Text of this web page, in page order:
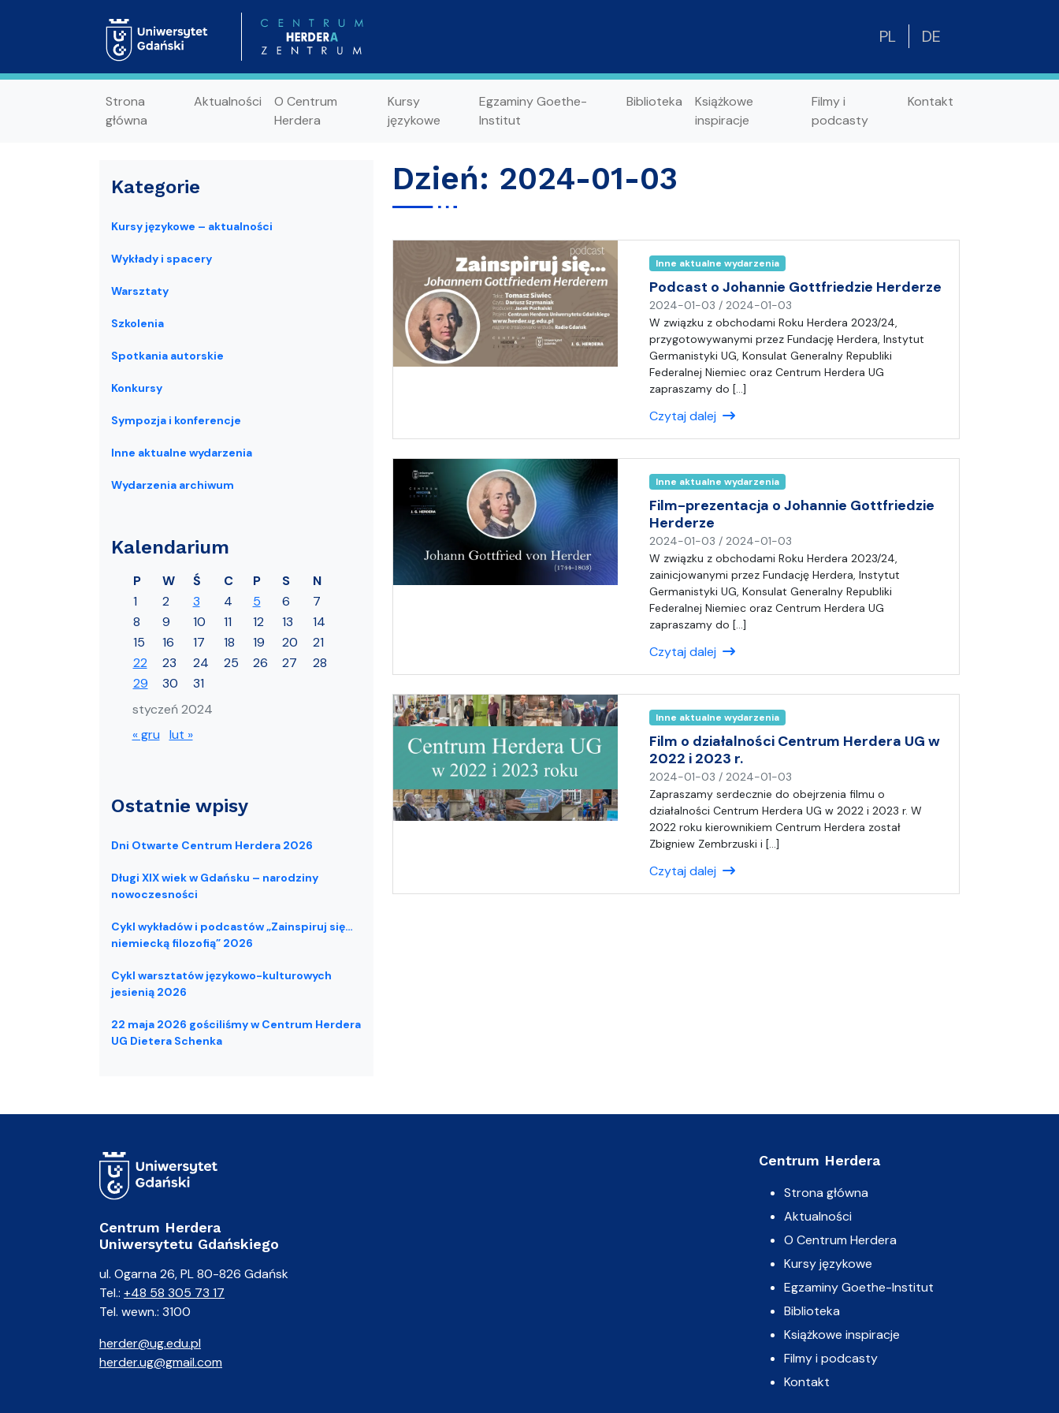
PL DE
Strona
główna
Aktualności
O Centrum
Herdera
Kursy
językowe
Egzaminy Goethe-
Institut
Biblioteka
Książkowe
inspiracje
Filmy i
podcasty
Kontakt
Kategorie
Kursy językowe – aktualności
Wykłady i spacery
Warsztaty
Szkolenia
Spotkania autorskie
Konkursy
Sympozja i konferencje
Inne aktualne wydarzenia
Wydarzenia archiwum
Kalendarium
styczeń 2024
P W Ś C P S
N
1
2 3 4 5 6
7
8
9 10 11 12 13
14
15
16 17 18 19 20
21
22
23 24 25 26 27
28
29
30 31
« gru lut »
Ostatnie wpisy
Dni Otwarte Centrum Herdera 2026
Długi XIX wiek w Gdańsku – narodziny
nowoczesności
Cykl wykładów i podcastów „Zainspiruj się…
niemiecką filozofią” 2026
Cykl warsztatów językowo-kulturowych
jesienią 2026
22 maja 2026 gościliśmy w Centrum Herdera
UG Dietera Schenka
Dzień: 2024-01-03
Inne aktualne wydarzenia
Podcast o Johannie Gottfriedzie Herderze
2024-01-03 / 2024-01-03
a
p
i
s
a
i
W związku z obchodami Roku Herdera 2023/24,
przygotowywanymi przez Fundację Herdera, Instytut
Germanistyki UG, Konsulat Generalny Republiki
Federalnej Niemiec oraz Centrum Herdera UG
zapraszamy do […]
Czytaj dalej
Inne aktualne wydarzenia
Film-prezentacja o Johannie Gottfriedzie
Herderze
2024-01-03 / 2024-01-03
a
p
i
s
a
i
W związku z obchodami Roku Herdera 2023/24,
zainicjowanymi przez Fundację Herdera, Instytut
Germanistyki UG, Konsulat Generalny Republiki
Federalnej Niemiec oraz Centrum Herdera UG
zapraszamy do […]
Czytaj dalej
Inne aktualne wydarzenia
Film o działalności Centrum Herdera UG w
2022 i 2023 r.
2024-01-03 / 2024-01-03
a
p
i
(
Zapraszamy serdecznie do obejrzenia filmu o
działalności Centrum Herdera UG w 2022 i 2023 r. W
2022 roku kierownikiem Centrum Herdera został
Zbigniew Zembrzuski i […]
Czytaj dalej
Centrum Herdera
Uniwersytetu Gdańskiego
ul. Ogarna 26, PL 80-826 Gdańsk
Tel.: +48 58 305 73 17
Tel. wewn.: 3100
herder@ug.edu.pl
herder.ug@gmail.com
Centrum Herdera
Strona główna
Aktualności
O Centrum Herdera
Kursy językowe
Egzaminy Goethe-Institut
Biblioteka
Książkowe inspiracje
Filmy i podcasty
Kontakt